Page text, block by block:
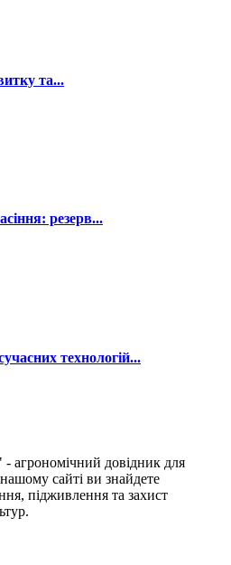
та...
резерв...
технологій...
агрономічний довідник для
сайті ви знайдете
підживлення та захист